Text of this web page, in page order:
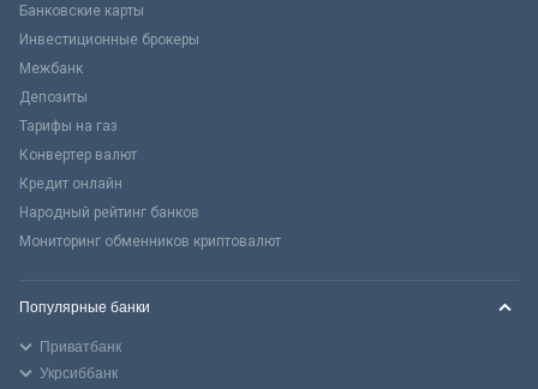
Банковские карты
Инвестиционные брокеры
Межбанк
Депозиты
Тарифы на газ
Конвертер валют
Кредит онлайн
Народный рейтинг банков
Мониторинг обменников криптовалют
Популярные банки
Приватбанк
Укрсиббанк